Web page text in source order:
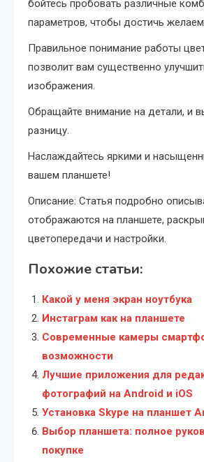
бойтесь пробовать различные
параметров, чтобы достичь
Правильное понимание работы
позволит вам существенно
изображения.
Обращайте внимание на детали, и
разницу.
Наслаждайтесь яркими и
вашем планшете!
Описание: Статья подробно
отображаются на планшете,
цветопередачи и настройки.
Похожие статьи:
Какой у меня экран ноутбука
Инстаграм как на планшете
Современные камеры
возможности
Лучшие приложения для
фотографий на Android и iOS
Установка Skype на планшет
Выбор планшета: полное
покупке